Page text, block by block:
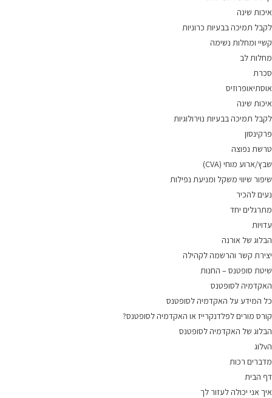
איכות שינה
לקבל תמיכה בבעיות כרוניות
קשיי ומחלות נשימה
מחלות לב
סכרת
אוסתיאופרוזיס
איכות שינה
לקבל תמיכה בבעיות נוירולוגיות
פרקינסון
טרשת נפוצה
שבץ/ארוע מוחי (CVA)
שיפור שיווי משקל ומניעת נפילות
נעים להכיר
מתרגלים יחד
עדויות
הבלוג של אורנה
יצירת קשר והרשמה לקהילה
שיטת סופטנס – החנות
האקדמיה לסופטנס
כל המידע על האקדמיה לסופטנס
קורס מורים לפלדנקרייז או האקדמיה לסופטנס?
הבלוג של האקדמיה לסופטנס
הvלוג
מדברים רכות
דף הבית
איך אני יכולה לעזור לך